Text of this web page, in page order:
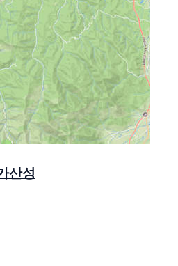
산성